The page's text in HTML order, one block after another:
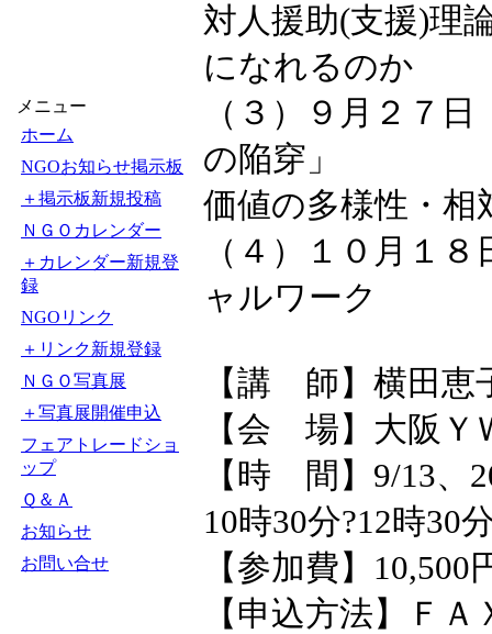
メニュー
ホーム
NGOお知らせ掲示板
＋掲示板新規投稿
ＮＧＯカレンダー
＋カレンダー新規登
録
NGOリンク
＋リンク新規登録
ＮＧＯ写真展
＋写真展開催申込
フェアトレードショ
ップ
Ｑ＆Ａ
お知らせ
お問い合せ
対人援助(支援)理
になれるのか
（３）９月２７
の陥穿」
価値の多様性・相
（４）１０月１
ャルワーク
【講 師】横田
【会 場】大阪Ｙ
【時 間】9/13
10時30分?12時30
【参加費】
【申込方法】Ｆ